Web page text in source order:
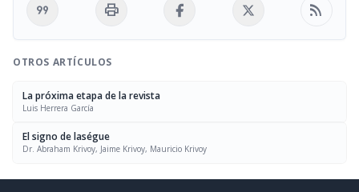
format_quote print rss_feed
OTROS ARTÍCULOS
La próxima etapa de la revista
Luis Herrera García
El signo de laségue
Dr. Abraham Krivoy, Jaime Krivoy, Mauricio Krivoy